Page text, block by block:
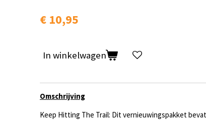
€ 10,95
In winkelwagen
Omschrijving
Keep Hitting The Trail: Dit vernieuwingspakket